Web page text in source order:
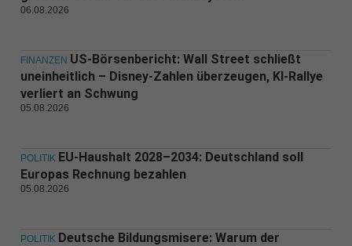
06.08.2026
FINANZEN US-Börsenbericht: Wall Street schließt
uneinheitlich – Disney-Zahlen überzeugen, KI-Rallye
verliert an Schwung
05.08.2026
POLITIK EU-Haushalt 2028–2034: Deutschland soll
Europas Rechnung bezahlen
05.08.2026
POLITIK Deutsche Bildungsmisere: Warum der